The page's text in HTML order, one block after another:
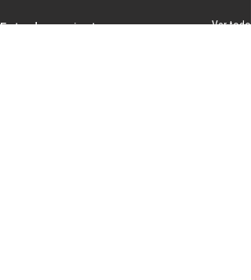
Entradas recientes Ver todo